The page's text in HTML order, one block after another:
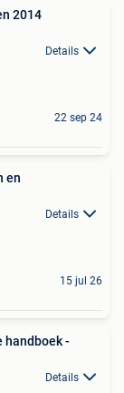
2014
Details
22 sep 24
en
Details
15 jul 26
handboek -
Details